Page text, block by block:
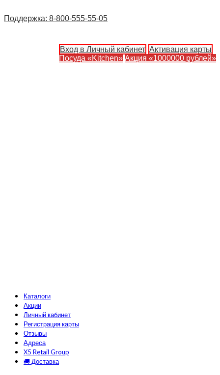
Поддержка: 8-800-555-55-05
Вход в Личный кабинет Активация карты
Посуда «Kitchen» Акция «1000000 рублей»
Каталоги
Акции
Личный кабинет
Регистрация карты
Отзывы
Адреса
X5 Retail Group
🚚 Доставка